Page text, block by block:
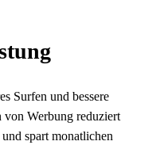
Surfen und bessere
von Werbung reduziert
spart monatlichen